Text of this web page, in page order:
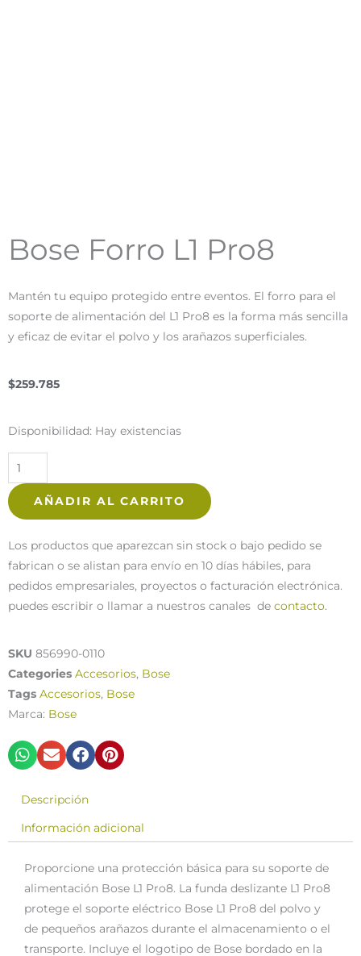
Bose Forro L1 Pro8
Mantén tu equipo protegido entre eventos. El forro para el
soporte de alimentación del L1 Pro8 es la forma más sencilla
y eficaz de evitar el polvo y los arañazos superficiales.
$259.785
Disponibilidad: Hay existencias
Bose
Forro
Pro8
cantidad
AÑADIR AL CARRITO
Los productos que aparezcan sin stock o bajo pedido se
fabrican o se alistan para envío en 10 días hábiles, para
pedidos empresariales, proyectos o facturación electrónica.
puedes escribir o llamar a nuestros canales de contacto.
SKU 856990-0110
Categories Accesorios, Bose
Tags Accesorios, Bose
Marca: Bose
Descripción
Información adicional
Proporcione una protección básica para su soporte de
alimentación Bose L1 Pro8. La funda deslizante L1 Pro8
protege el soporte eléctrico Bose L1 Pro8 del polvo y
de pequeños arañazos durante el almacenamiento o el
transporte. Incluye el logotipo de Bose bordado en la